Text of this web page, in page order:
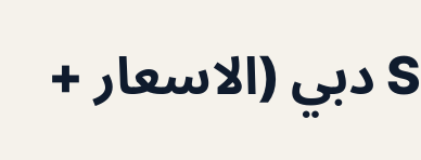
كافيه SIP TO BIT دبي (الاسعار +